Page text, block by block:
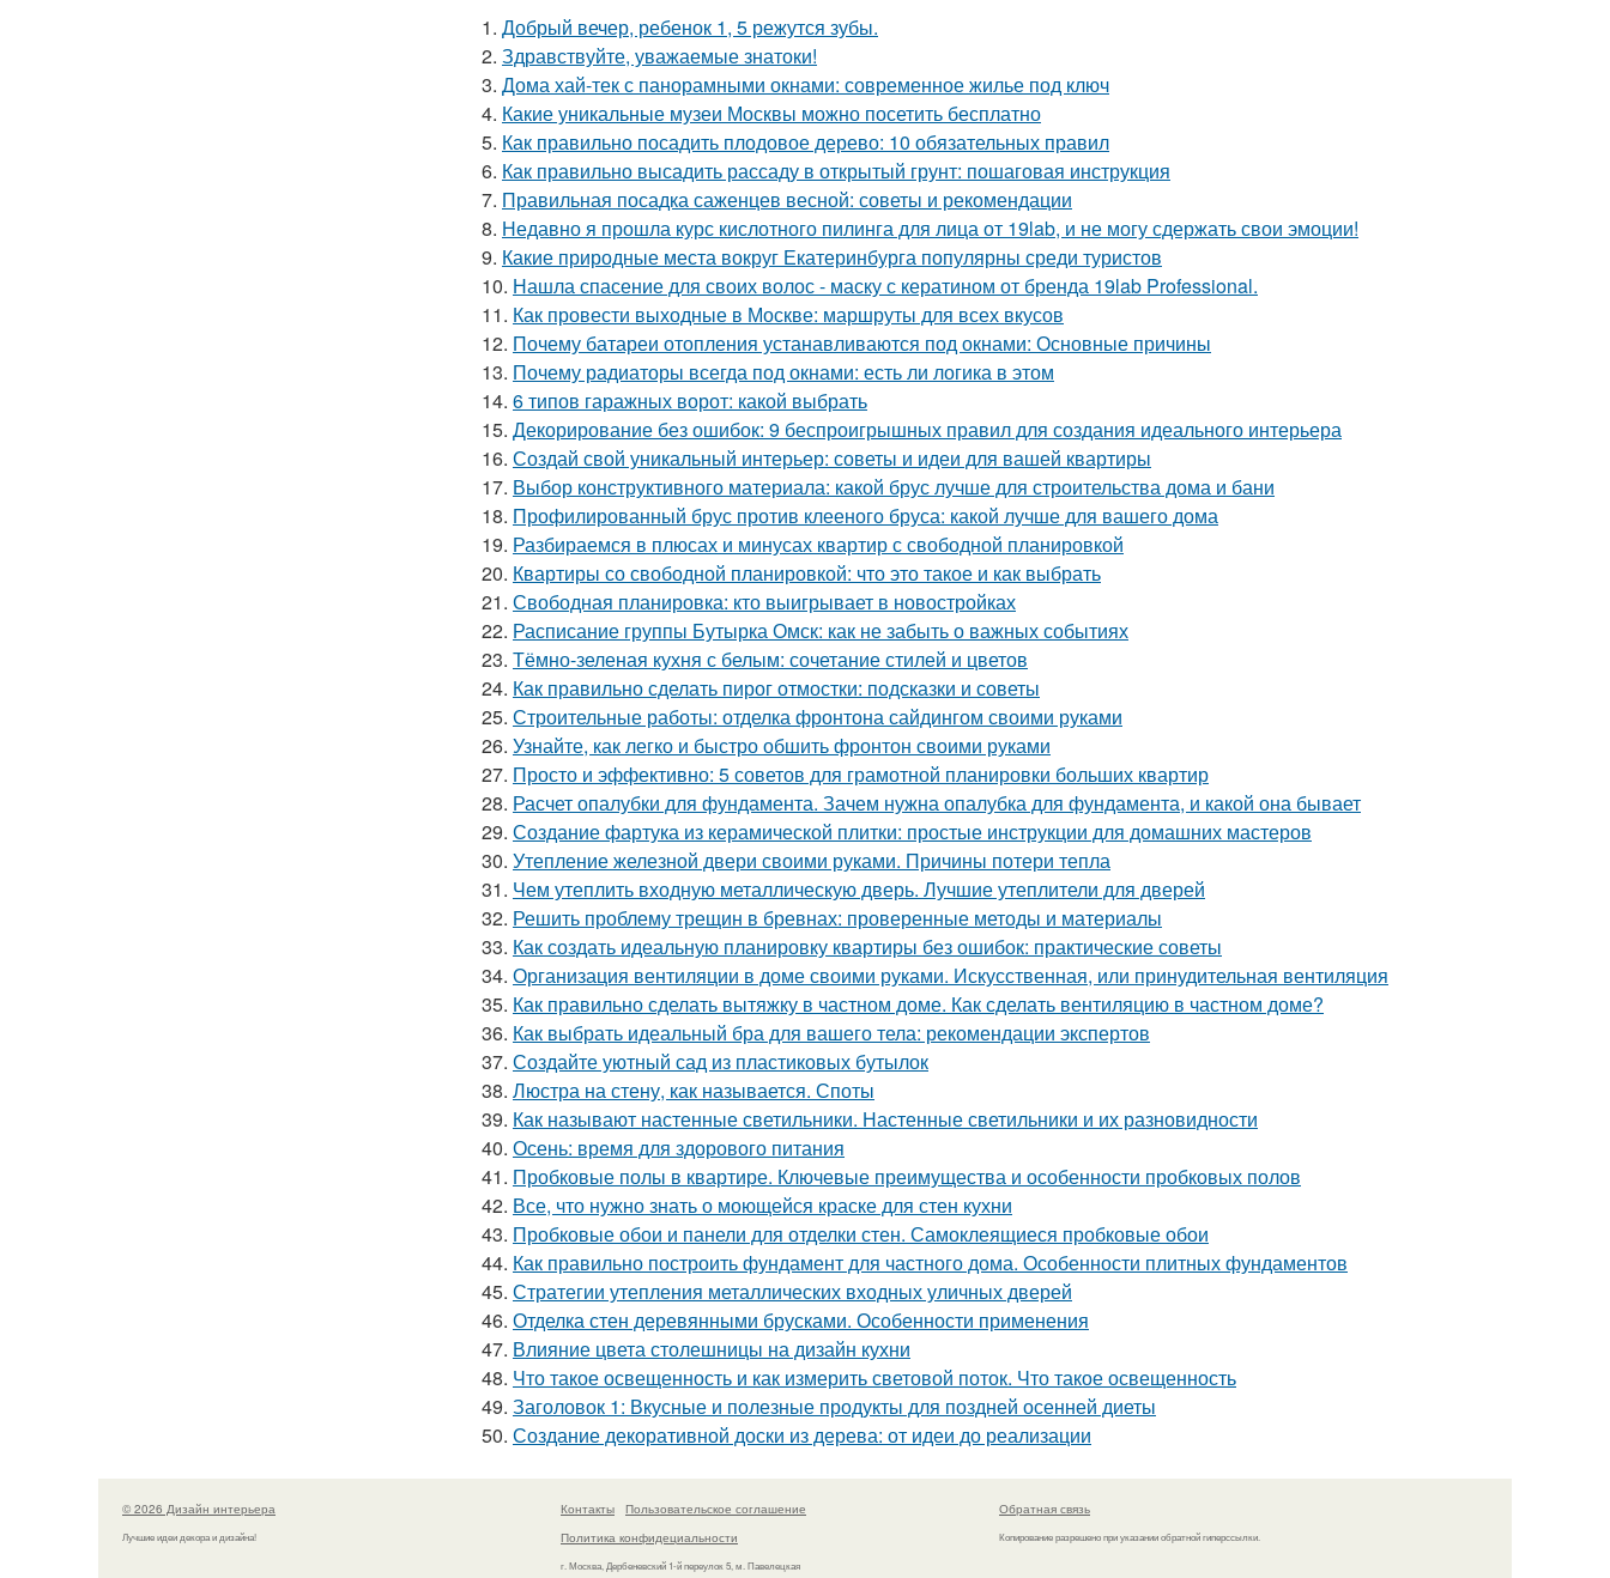
1. Добрый вечер, ребенок 1, 5 режутся зубы.
2. Здравствуйте, уважаемые знатоки!
3. Дома хай-тек с панорамными окнами: современное жилье под ключ
4. Какие уникальные музеи Москвы можно посетить бесплатно
5. Как правильно посадить плодовое дерево: 10 обязательных правил
6. Как правильно высадить рассаду в открытый грунт: пошаговая инструкция
7. Правильная посадка саженцев весной: советы и рекомендации
8. Недавно я прошла курс кислотного пилинга для лица от 19lab, и не могу сдержать свои эмоции!
9. Какие природные места вокруг Екатеринбурга популярны среди туристов
10. Нашла спасение для своих волос - маску с кератином от бренда 19lab Professional.
11. Как провести выходные в Москве: маршруты для всех вкусов
12. Почему батареи отопления устанавливаются под окнами: Основные причины
13. Почему радиаторы всегда под окнами: есть ли логика в этом
14. 6 типов гаражных ворот: какой выбрать
15. Декорирование без ошибок: 9 беспроигрышных правил для создания идеального интерьера
16. Создай свой уникальный интерьер: советы и идеи для вашей квартиры
17. Выбор конструктивного материала: какой брус лучше для строительства дома и бани
18. Профилированный брус против клееного бруса: какой лучше для вашего дома
19. Разбираемся в плюсах и минусах квартир с свободной планировкой
20. Квартиры со свободной планировкой: что это такое и как выбрать
21. Свободная планировка: кто выигрывает в новостройках
22. Расписание группы Бутырка Омск: как не забыть о важных событиях
23. Тёмно-зеленая кухня с белым: сочетание стилей и цветов
24. Как правильно сделать пирог отмостки: подсказки и советы
25. Строительные работы: отделка фронтона сайдингом своими руками
26. Узнайте, как легко и быстро обшить фронтон своими руками
27. Просто и эффективно: 5 советов для грамотной планировки больших квартир
28. Расчет опалубки для фундамента. Зачем нужна опалубка для фундамента, и какой она бывает
29. Создание фартука из керамической плитки: простые инструкции для домашних мастеров
30. Утепление железной двери своими руками. Причины потери тепла
31. Чем утеплить входную металлическую дверь. Лучшие утеплители для дверей
32. Решить проблему трещин в бревнах: проверенные методы и материалы
33. Как создать идеальную планировку квартиры без ошибок: практические советы
34. Организация вентиляции в доме своими руками. Искусственная, или принудительная вентиляция
35. Как правильно сделать вытяжку в частном доме. Как сделать вентиляцию в частном доме?
36. Как выбрать идеальный бра для вашего тела: рекомендации экспертов
37. Создайте уютный сад из пластиковых бутылок
38. Люстра на стену, как называется. Споты
39. Как называют настенные светильники. Настенные светильники и их разновидности
40. Осень: время для здорового питания
41. Пробковые полы в квартире. Ключевые преимущества и особенности пробковых полов
42. Все, что нужно знать о моющейся краске для стен кухни
43. Пробковые обои и панели для отделки стен. Самоклеящиеся пробковые обои
44. Как правильно построить фундамент для частного дома. Особенности плитных фундаментов
45. Стратегии утепления металлических входных уличных дверей
46. Отделка стен деревянными брусками. Особенности применения
47. Влияние цвета столешницы на дизайн кухни
48. Что такое освещенность и как измерить световой поток. Что такое освещенность
49. Заголовок 1: Вкусные и полезные продукты для поздней осенней диеты
50. Создание декоративной доски из дерева: от идеи до реализации
© 2026 Дизайн интерьера
Лучшие идеи декора и дизайна!
Контакты
Пользовательское соглашение
Политика конфидециальности
г. Москва, Дербеневский 1-й переулок 5, м. Павелецкая
Обратная связь
Копирование разрешено при указании обратной гиперссылки.